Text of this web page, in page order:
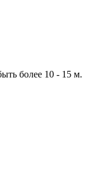
более 10 - 15 м.